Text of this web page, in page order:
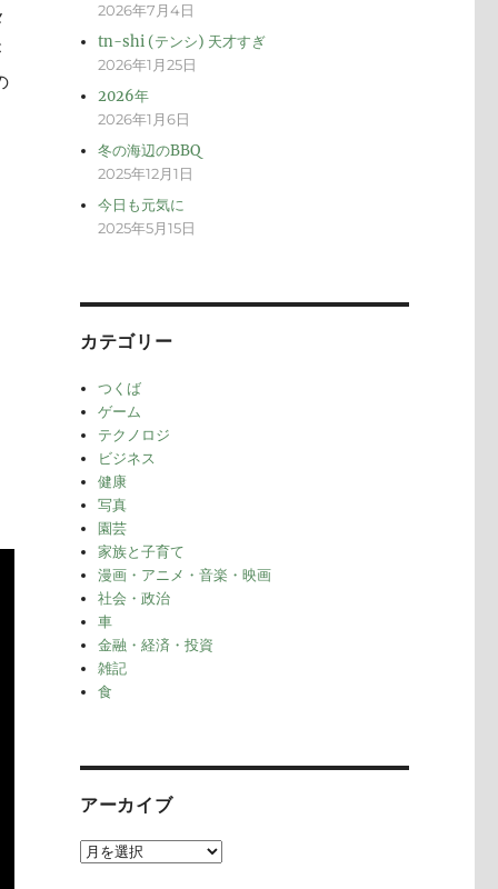
2026年7月4日
tn-shi (テンシ) 天才すぎ
2026年1月25日
2026年
2026年1月6日
冬の海辺のBBQ
2025年12月1日
今日も元気に
2025年5月15日
カテゴリー
つくば
ゲーム
テクノロジ
ビジネス
健康
写真
園芸
家族と子育て
漫画・アニメ・音楽・映画
社会・政治
車
金融・経済・投資
雑記
食
アーカイブ
ア